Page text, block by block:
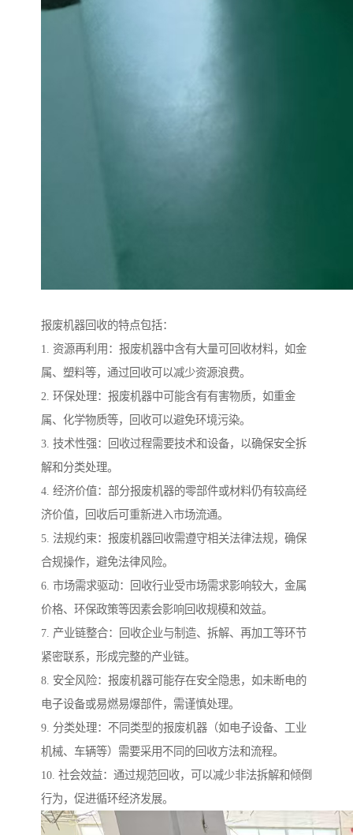
报废机器回收的特点包括：
1. 资源再利用：报废机器中含有大量可回收材料，如金
属、塑料等，通过回收可以减少资源浪费。
2. 环保处理：报废机器中可能含有有害物质，如重金
属、化学物质等，回收可以避免环境污染。
3. 技术性强：回收过程需要技术和设备，以确保安全拆
解和分类处理。
4. 经济价值：部分报废机器的零部件或材料仍有较高经
济价值，回收后可重新进入市场流通。
5. 法规约束：报废机器回收需遵守相关法律法规，确保
合规操作，避免法律风险。
6. 市场需求驱动：回收行业受市场需求影响较大，金属
价格、环保政策等因素会影响回收规模和效益。
7. 产业链整合：回收企业与制造、拆解、再加工等环节
紧密联系，形成完整的产业链。
8. 安全风险：报废机器可能存在安全隐患，如未断电的
电子设备或易燃易爆部件，需谨慎处理。
9. 分类处理：不同类型的报废机器（如电子设备、工业
机械、车辆等）需要采用不同的回收方法和流程。
10. 社会效益：通过规范回收，可以减少非法拆解和倾倒
行为，促进循环经济发展。